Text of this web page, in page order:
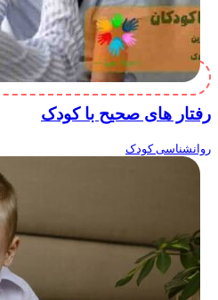
رفتار های صحیح با کودک
روانشناسی کودک